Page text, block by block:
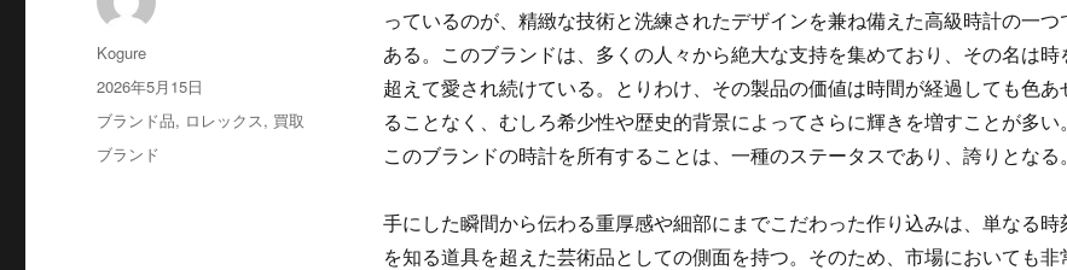
っているのが、精緻な技術と洗練されたデザインを兼ね備えた高級時計の一つ
ある。このブランドは、多くの人々から絶大な支持を集めており、その名は時
超えて愛され続けている。とりわけ、その製品の価値は時間が経過しても色あ
ることなく、むしろ希少性や歴史的背景によってさらに輝きを増すことが多い。
このブランドの時計を所有することは、一種のステータスであり、誇りとなる。
手にした瞬間から伝わる重厚感や細部にまでこだわった作り込みは、単なる時
を知る道具を超えた芸術品としての側面を持つ。そのため、市場においても非
投
稿
Kogure
投
稿
日:
2026年5月15日
カ
テ
ゴ
ブランド品, ロレックス, 買取
タ
ブランド